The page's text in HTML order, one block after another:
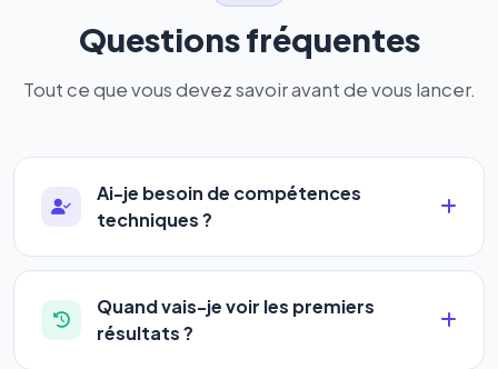
Questions fréquentes
Tout ce que vous devez savoir avant de vous lancer.
Ai-je besoin de compétences
techniques ?
Absolument pas. Notre logiciel a été conçu pour
être accessible àtous les profils: artisans,
commerçants, auto-entrepreneurs, PME ou
Quand vais-je voir les premiers
résultats ?